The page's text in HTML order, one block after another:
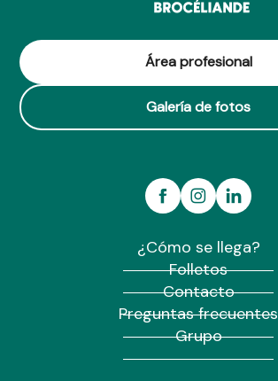
Área profesional
Galería de fotos
¿Cómo se llega?
Folletos
Contacto
Preguntas frecuentes
Grupo